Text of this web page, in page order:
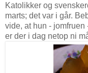
Katolikker og
marts; det var i går.
vide, at hun -
er der i dag netop ni